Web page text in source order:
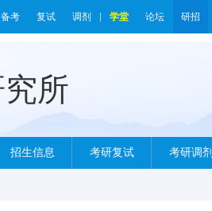
备考 复试 调剂 学堂 论坛 研招
招生信息 考研复试 考研调剂